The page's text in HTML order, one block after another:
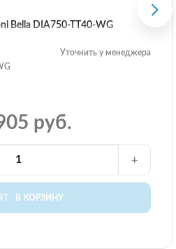
Bella DIA750-TT40-WG
Уточнить у менеджера
руб.
В КОРЗИНУ
+